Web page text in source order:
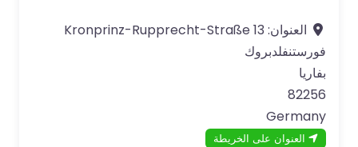
العنوان: 13 Kronprinz-Rupprecht-Straße
فورستنفلدبروك
بفاريا
82256
Germany
العنوان على الخريطة